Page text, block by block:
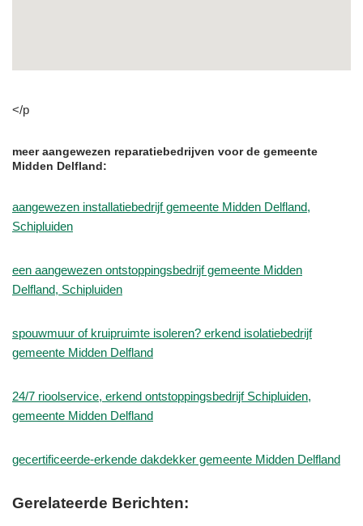
</p
meer aangewezen reparatiebedrijven voor de gemeente
Midden Delfland:
aangewezen installatiebedrijf gemeente Midden Delfland,
Schipluiden
een aangewezen ontstoppingsbedrijf gemeente Midden
Delfland, Schipluiden
spouwmuur of kruipruimte isoleren? erkend isolatiebedrijf
gemeente Midden Delfland
24/7 rioolservice, erkend ontstoppingsbedrijf Schipluiden,
gemeente Midden Delfland
gecertificeerde-erkende dakdekker gemeente Midden Delfland
Gerelateerde Berichten: